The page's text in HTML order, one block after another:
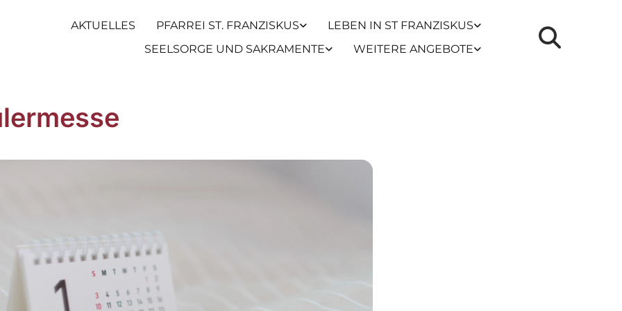
AKTUELLES PFARREI ST. FRANZISKUS
LEBEN IN ST FRANZISKUS
SEELSORGE UND SAKRAMENTE
WEITERE ANGEBOTE